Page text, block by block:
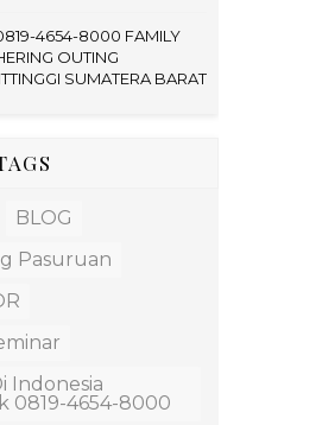
4654-8000 FAMILY
OUTING
SUMATERA BARAT
BLOG
Pasuruan
Indonesia
0819-4654-8000